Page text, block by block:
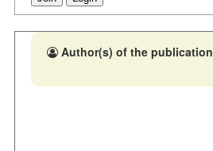
Author(s) of the publication